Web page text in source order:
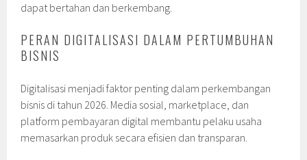
dapat bertahan dan berkembang.
PERAN DIGITALISASI DALAM PERTUMBUHAN
BISNIS
Digitalisasi menjadi faktor penting dalam perkembangan
bisnis di tahun 2026. Media sosial, marketplace, dan
platform pembayaran digital membantu pelaku usaha
memasarkan produk secara efisien dan transparan.